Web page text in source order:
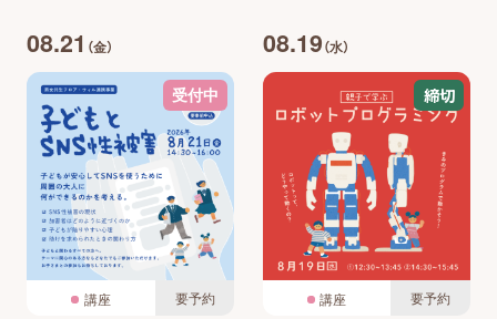
08.21 （金）
受付中
講座 要予約
08.19（水）
締切
講座 要予約